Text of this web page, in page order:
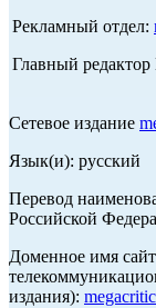
Рекламный отдел:
Главный
Сетевое издание
Язык(и): русский
Перевод
Российской
Доменное имя
издания):